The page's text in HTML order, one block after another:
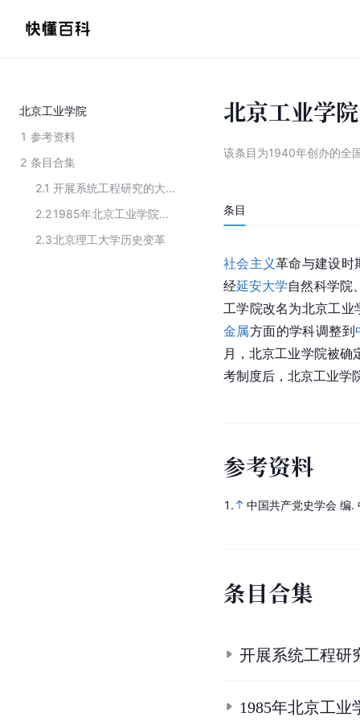
北京工业学院
1 参考资料
2 条目合集
2.1
开展系统工程研究的大学
2.2
1985年北京工业学院出版社出版的《电气控制技术》的合作编写单位
2.3北京理工大学历史变革
北京工业学院
该条目为1940年创办的全
条目
社会主义革命与建设时
经延安大学自然科学院
工学院改名为北京工
金属方面的学科调整到
月，北京工业学院被确
考制度后，北京工业学
参考资料
1. 中国共产党史学会 编.
条目合集
开展系统工程研
1985年北京工